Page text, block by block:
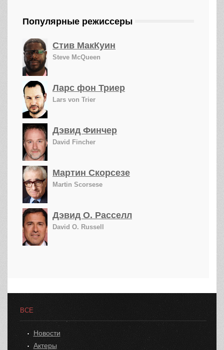
Популярные режиссеры
Стив МакКуин
Steve McQueen
Ларс фон Триер
Lars von Trier
Дэвид Финчер
David Fincher
Мартин Скорсезе
Martin Scorsese
Дэвид О. Расселл
David O. Russell
ВСЕ
Новости
Актеры